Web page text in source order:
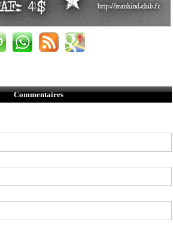
Commentaires